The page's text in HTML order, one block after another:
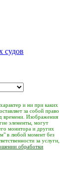
судов
и ни при каких
за собой право
времени. Изображения
элементы, могут
монитора и других
в любой момент без
за услуги,
обработки